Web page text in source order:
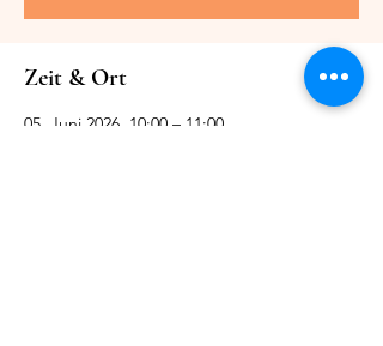
Zeit & Ort
05. Juni 2026, 10:00 – 11:00